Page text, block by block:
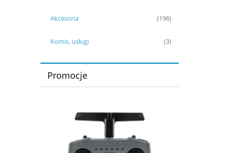
Akcesoria (196)
Komis, usługi (3)
Promocje